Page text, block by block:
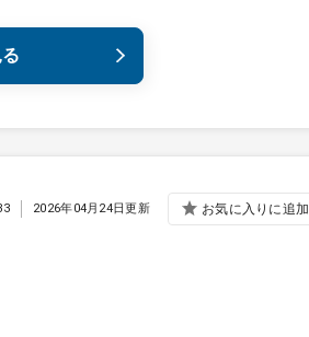
2026年04月24日更新 お気に入りに追加